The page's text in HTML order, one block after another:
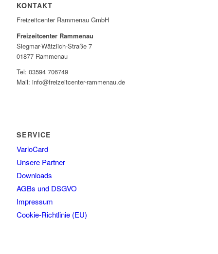
KONTAKT
Freizeitcenter Rammenau GmbH
Freizeitcenter Rammenau
Siegmar-Wätzlich-Straße 7
01877 Rammenau
Tel: 03594 706749
Mail: info@freizeitcenter-rammenau.de
SERVICE
VarioCard
Unsere Partner
Downloads
AGBs und DSGVO
Impressum
Cookie-Richtlinie (EU)